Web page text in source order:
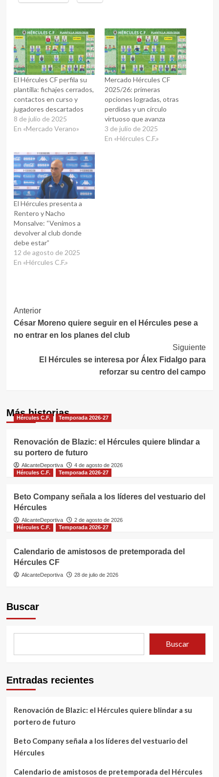
El Hércules CF perfila su
plantilla: fichajes cerrados,
contactos en curso y
jugadores descartados
8 de julio de 2025
En «Mercado Verano»
Mercado Hércules CF
2025/26: primeras
opciones logradas, otras
perdidas y un círculo
virtuoso que avanza
3 de julio de 2025
En «Hércules C.F.»
El Hércules presenta a
Rentero y Nacho
Monsalve: “Venimos a
devolver al club donde
debe estar”
12 de agosto de 2025
En «Hércules C.F.»
Navegación
de
entradas
Anterior
César Moreno quiere seguir en el Hércules pese a
no entrar en los planes del club
Siguiente
El Hércules se interesa por Álex Fidalgo para
reforzar su centro del campo
Más historias
Hércules C.F. Temporada 2026-27
Renovación de Blazic: el Hércules quiere blindar a
su portero de futuro
AlicanteDeportiva
4 de agosto de 2026
Hércules C.F.
Temporada 2026-27
Beto Company señala a los líderes del vestuario del
Hércules
AlicanteDeportiva
2 de agosto de 2026
Hércules C.F.
Temporada 2026-27
Calendario de amistosos de pretemporada del
Hércules CF
AlicanteDeportiva 28 de julio de 2026
Buscar
Buscar
Entradas recientes
Renovación de Blazic: el Hércules quiere blindar a su
portero de futuro
Beto Company señala a los líderes del vestuario del
Hércules
Calendario de amistosos de pretemporada del Hércules